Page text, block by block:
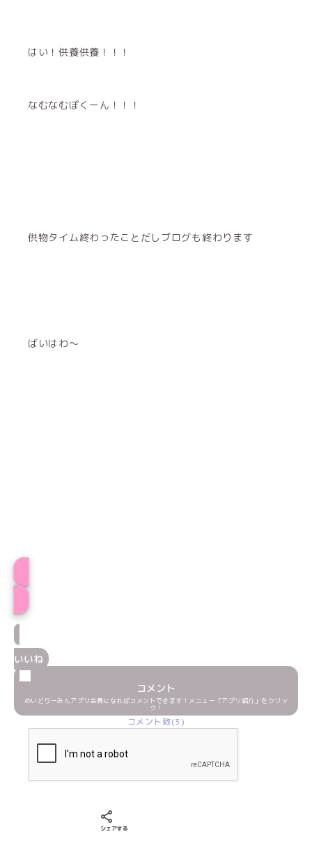
はい！供養供養！！！
なむなむぽくーん！！！
供物タイム終わったことだしブログも終わります
ばいはわ〜
いいね
コメント
めいどりーみんアプリ会員になればコメントできます！メニュー「アプリ紹介」をクリッ
ク！
コメント数(3)
シェアする